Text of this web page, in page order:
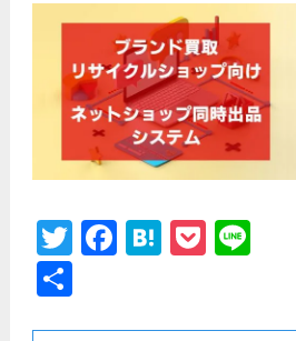
Twitter
Facebook
Hatena
Pocket
Line
共
有